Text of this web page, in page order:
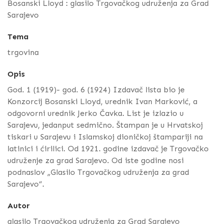
Bosanski Lloyd : glasilo Trgovačkog udruženja za Grad
Sarajevo
Tema
trgovina
Opis
God. 1 (1919)- god. 6 (1924) Izdavač lista bio je
Konzorcij Bosanski Lloyd, urednik Ivan Marković, a
odgovorni urednik Jerko Čavka. List je izlazio u
Sarajevu, jedanput sedmično. Štampan je u Hrvatskoj
tiskari u Sarajevu i Islamskoj dioničkoj štampariji na
latinici i ćirilici. Od 1921. godine izdavač je Trgovačko
udruženje za grad Sarajevo. Od iste godine nosi
podnaslov „Glasilo Trgovačkog udruženja za grad
Sarajevo“.
Autor
glasilo Trgovačkog udruženja za Grad Sarajevo